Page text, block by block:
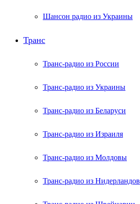
Шансон радио из Украины
Транс
Транс-радио из России
Транс-радио из Украины
Транс-радио из Беларуси
Транс-радио из Израиля
Транс-радио из Молдовы
Транс-радио из Нидерландов